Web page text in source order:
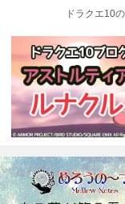
ドラクエ10